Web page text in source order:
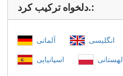
دلخواه ترکیب کرد.:
آلمانی انگلیسی
اسپانیایی
لهستانی